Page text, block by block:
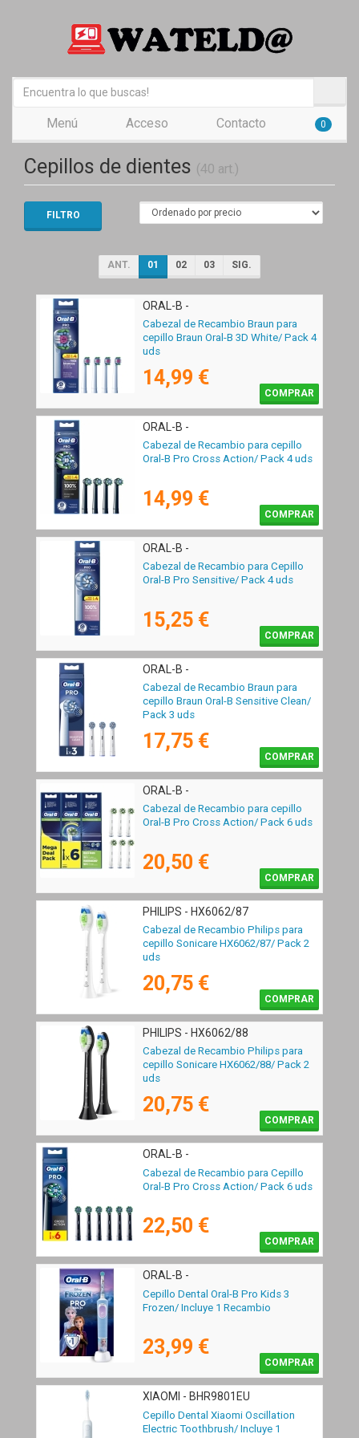
Menú Acceso Contacto 0
Cepillos de dientes (40 art.)
FILTRO
ANT. 01 02 03 SIG.
ORAL-B -
Cabezal de Recambio Braun para
cepillo Braun Oral-B 3D White/ Pack 4
uds
14,99 €
COMPRAR
ORAL-B -
Cabezal de Recambio para cepillo
Oral-B Pro Cross Action/ Pack 4 uds
14,99 €
COMPRAR
ORAL-B -
Cabezal de Recambio para Cepillo
Oral-B Pro Sensitive/ Pack 4 uds
15,25 €
COMPRAR
ORAL-B -
Cabezal de Recambio Braun para
cepillo Braun Oral-B Sensitive Clean/
Pack 3 uds
17,75 €
COMPRAR
ORAL-B -
Cabezal de Recambio para cepillo
Oral-B Pro Cross Action/ Pack 6 uds
20,50 €
COMPRAR
PHILIPS - HX6062/87
Cabezal de Recambio Philips para
cepillo Sonicare HX6062/87/ Pack 2
uds
20,75 €
COMPRAR
PHILIPS - HX6062/88
Cabezal de Recambio Philips para
cepillo Sonicare HX6062/88/ Pack 2
uds
20,75 €
COMPRAR
ORAL-B -
Cabezal de Recambio para Cepillo
Oral-B Pro Cross Action/ Pack 6 uds
22,50 €
COMPRAR
ORAL-B -
Cepillo Dental Oral-B Pro Kids 3
Frozen/ Incluye 1 Recambio
23,99 €
COMPRAR
XIAOMI - BHR9801EU
Cepillo Dental Xiaomi Oscillation
Electric Toothbrush/ Incluye 1